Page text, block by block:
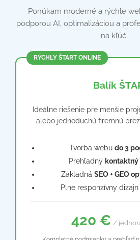
Ponúkam moderné a rýchle
podporou AI, optimalizáciou a
na kľúč.
RÝCHLY ŠTART ONLINE
🌐 Balík
Ideálne riešenie pre menšie
alebo jednoduchú firemnú
Tvorba webu do 3
Prehľadný
Základná SEO + GEO
Plne responzívny
420 € /